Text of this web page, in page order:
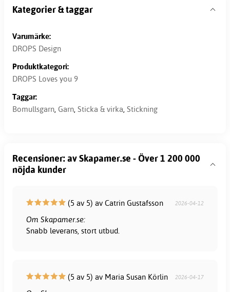
Kategorier & taggar
Varumärke:
DROPS Design
Produktkategori:
DROPS Loves you 9
Taggar:
Bomullsgarn Garn Sticka & virka Stickning
Recensioner: av Skapamer.se - Över 1 200 000
nöjda kunder
(5 av 5) av Catrin Gustafsson 2026-04-12
Om Skapamer.se:
Snabb leverans, stort utbud.
(5 av 5) av Maria Susan Körlin 2026-04-17